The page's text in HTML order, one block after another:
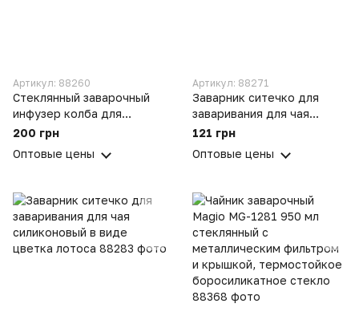
Артикул: 88260
Стеклянный заварочный
инфузер колба для
заваривания чая
200 грн
Оптовые цены
Артикул: 88271
Заварник ситечко для
заваривания для чая
силиконовый в форме
121 грн
Оптовые цены